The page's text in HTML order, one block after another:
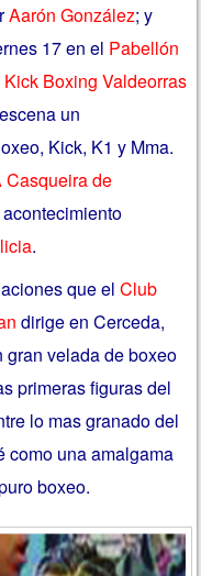
Aarón González; y
17 en el Pabellón
Boxing Valdeorras
un
Kick, K1 y Mma.
Casqueira de
.
que elClub
dirige en Cerceda,
gran velada de boxeo
primeras figuras del
lo mas granado del
como una amalgama
boxeo.